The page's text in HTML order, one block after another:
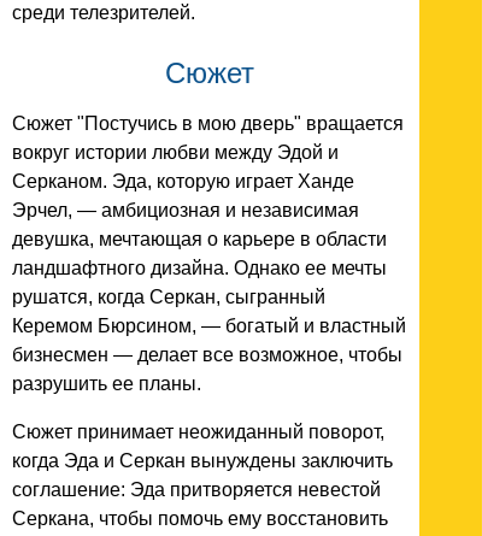
среди телезрителей.
Сюжет
Сюжет "Постучись в мою дверь" вращается
вокруг истории любви между Эдой и
Серканом. Эда, которую играет Ханде
Эрчел, — амбициозная и независимая
девушка, мечтающая о карьере в области
ландшафтного дизайна. Однако ее мечты
рушатся, когда Серкан, сыгранный
Керемом Бюрсином, — богатый и властный
бизнесмен — делает все возможное, чтобы
разрушить ее планы.
Сюжет принимает неожиданный поворот,
когда Эда и Серкан вынуждены заключить
соглашение: Эда притворяется невестой
Серкана, чтобы помочь ему восстановить